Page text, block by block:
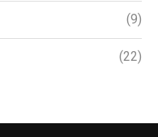
(9)
(22)